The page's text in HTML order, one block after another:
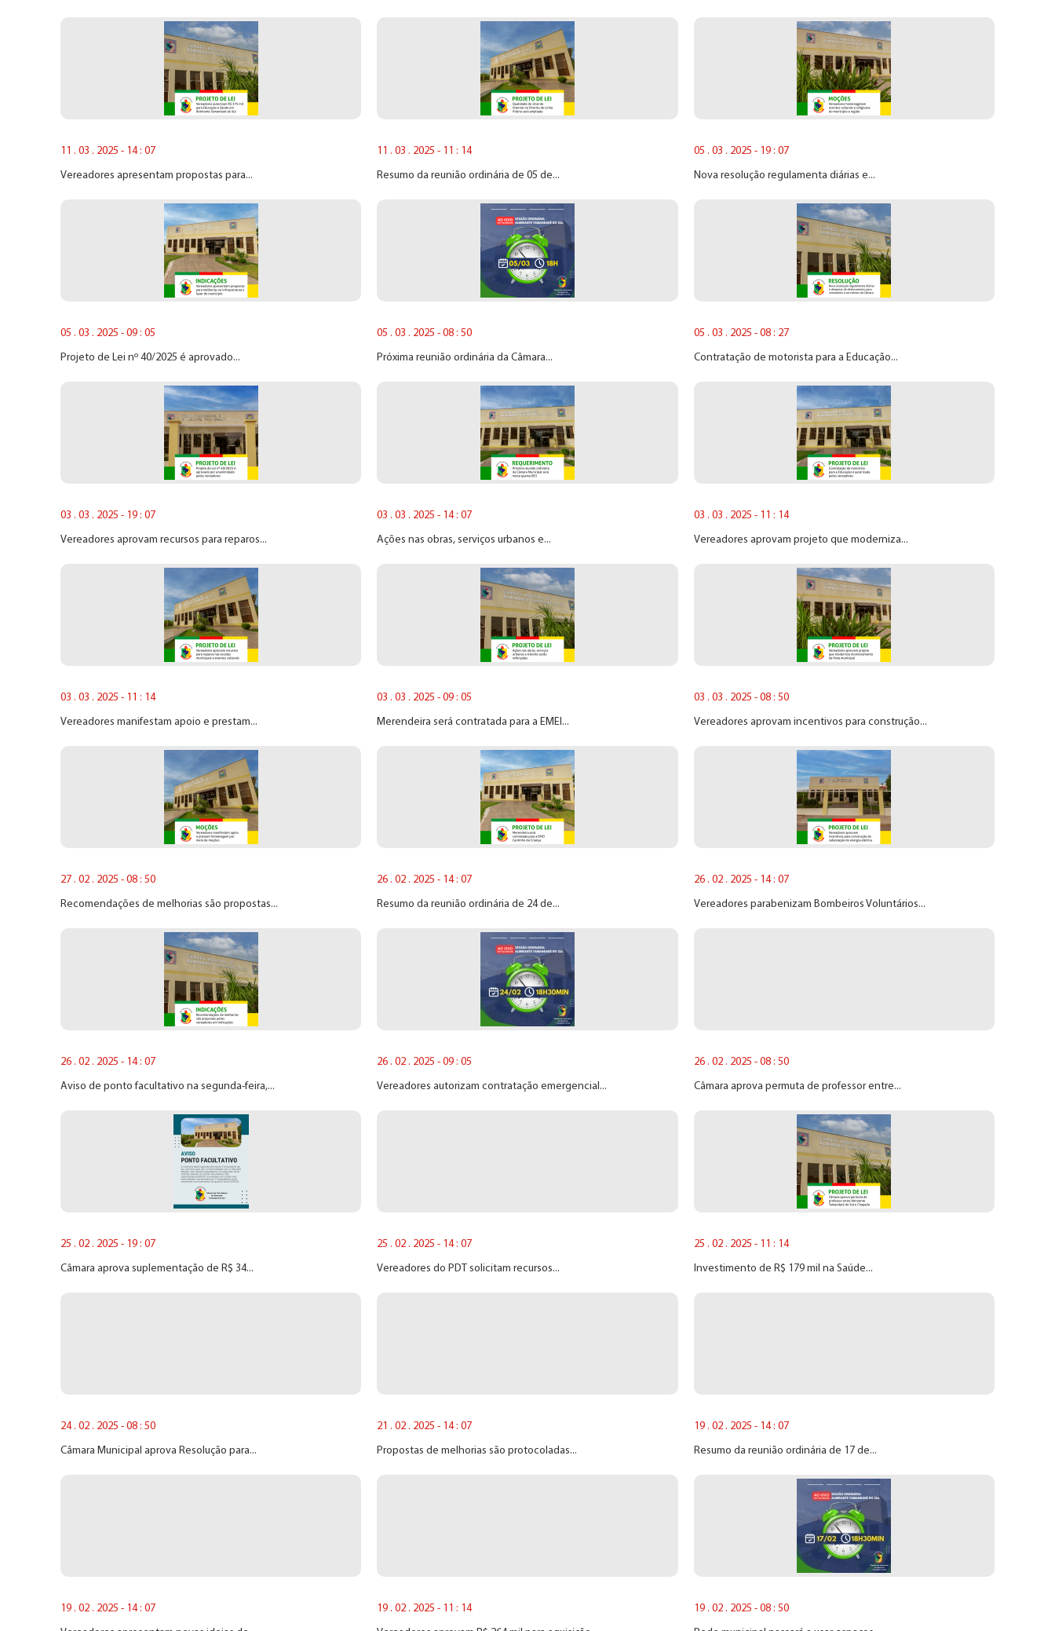
11 . 03 . 2025 - 14 : 07
Vereadores apresentam propostas para...
11 . 03 . 2025 - 11 : 14
Resumo da reunião ordinária de 05 de...
05 . 03 . 2025 - 19 : 07
Nova resolução regulamenta diárias e...
05 . 03 . 2025 - 09 : 05
Projeto de Lei nº 40/2025 é aprovado...
05 . 03 . 2025 - 08 : 50
Próxima reunião ordinária da Câmara...
05 . 03 . 2025 - 08 : 27
Contratação de motorista para a Educação...
03 . 03 . 2025 - 19 : 07
Vereadores aprovam recursos para reparos...
03 . 03 . 2025 - 14 : 07
Ações nas obras, serviços urbanos e...
03 . 03 . 2025 - 11 : 14
Vereadores aprovam projeto que moderniza...
03 . 03 . 2025 - 11 : 14
Vereadores manifestam apoio e prestam...
03 . 03 . 2025 - 09 : 05
Merendeira será contratada para a EMEI...
03 . 03 . 2025 - 08 : 50
Vereadores aprovam incentivos para construção...
27 . 02 . 2025 - 08 : 50
Recomendações de melhorias são propostas...
26 . 02 . 2025 - 14 : 07
Resumo da reunião ordinária de 24 de...
26 . 02 . 2025 - 14 : 07
Vereadores parabenizam Bombeiros Voluntários...
26 . 02 . 2025 - 14 : 07
Aviso de ponto facultativo na segunda-feira,...
26 . 02 . 2025 - 09 : 05
Vereadores autorizam contratação emergencial...
26 . 02 . 2025 - 08 : 50
Câmara aprova permuta de professor entre...
25 . 02 . 2025 - 19 : 07
Câmara aprova suplementação de R$ 34...
25 . 02 . 2025 - 14 : 07
Vereadores do PDT solicitam recursos...
25 . 02 . 2025 - 11 : 14
Investimento de R$ 179 mil na Saúde...
24 . 02 . 2025 - 08 : 50
Câmara Municipal aprova Resolução para...
21 . 02 . 2025 - 14 : 07
Propostas de melhorias são protocoladas...
19 . 02 . 2025 - 14 : 07
Resumo da reunião ordinária de 17 de...
19 . 02 . 2025 - 14 : 07 19 . 02 . 2025 - 11 : 14 19 . 02 . 2025 - 08 : 50